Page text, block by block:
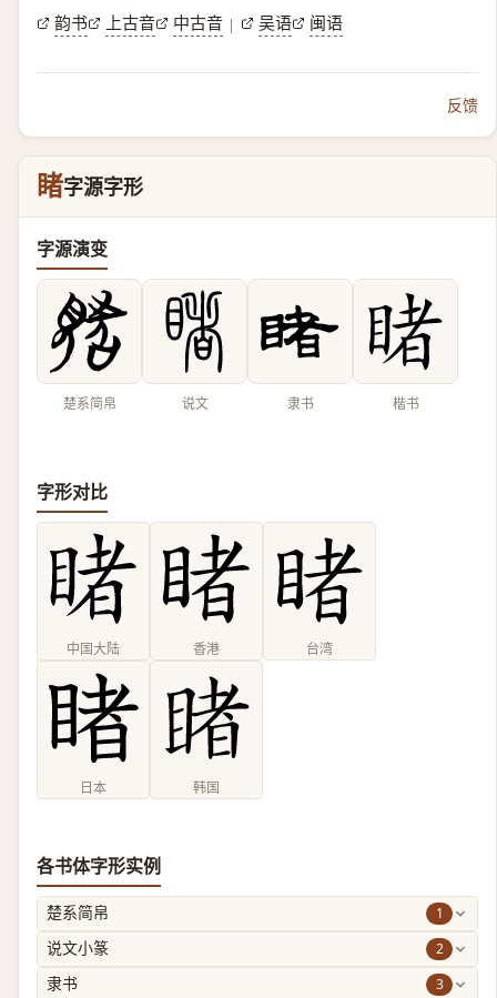
韵书 上古音 中古音 | 吴语 闽语
反馈
睹字源字形
字源演变
楚系简帛 说文 隶书 楷书
字形对比
中国大陆 香港 台湾
日本 韩国
各书体字形实例
楚系简帛 1
说文小篆 2
隶书 3